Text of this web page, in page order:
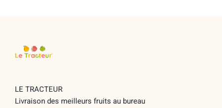
LE TRACTEUR
Livraison des meilleurs fruits au bureau